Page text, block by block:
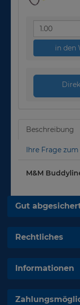
in den
Beschreibung
Ihre Frage
M&M
Gut
Rechtliches
Informationen